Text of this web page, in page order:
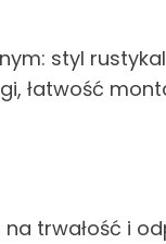
styl
łatwość
trwałość i